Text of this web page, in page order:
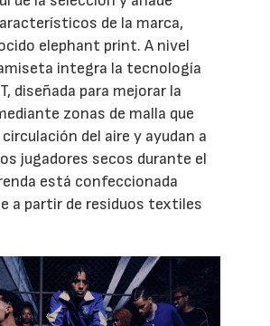
de la marca,
elephant print. A nivel
integra la tecnología
diseñada para mejorar la
zonas de malla que
del aire y ayudan a
jugadores secos durante el
está confeccionada
a partir de residuos textiles